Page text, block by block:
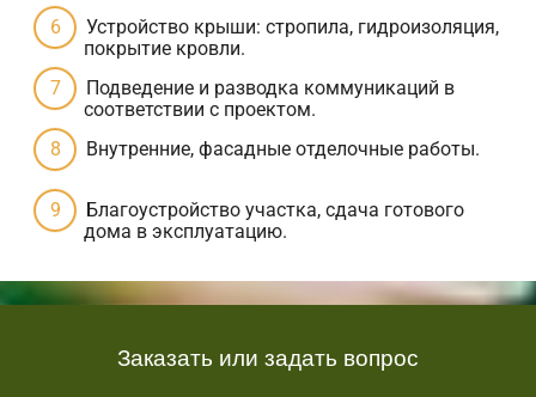
Устройство крыши: стропила, гидроизоляция,
покрытие кровли.
Подведение и разводка коммуникаций в
соответствии с проектом.
Внутренние, фасадные отделочные работы.
Благоустройство участка, сдача готового
дома в эксплуатацию.
Заказать или задать вопрос